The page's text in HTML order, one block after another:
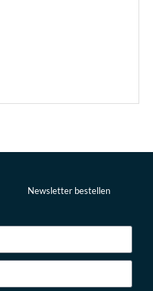
Newsletter bestellen